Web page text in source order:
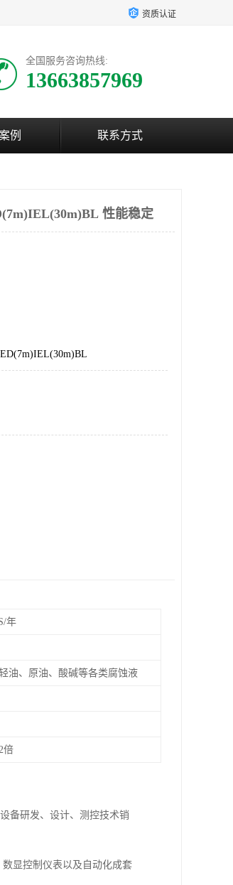
资质认证
全国服务咨询热线:
13663857969
例 联系方式
性能稳定
年
油、原油、酸碱等各类腐蚀液
倍
备研发、设计、测控技术销
显控制仪表以及自动化成套